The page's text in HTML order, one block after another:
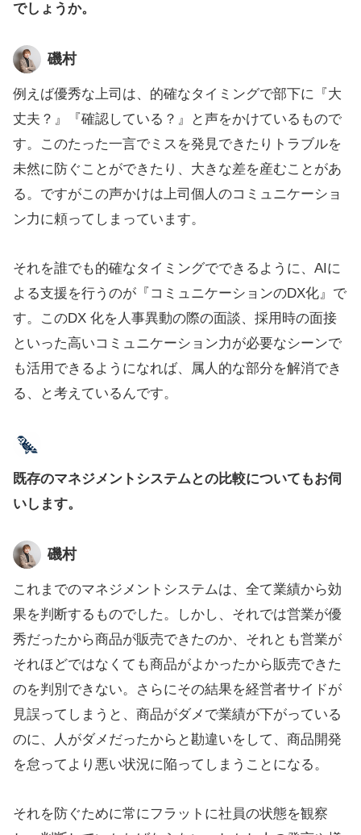
でしょうか。
磯村
例えば優秀な上司は、的確なタイミングで部下に『大
丈夫？』『確認している？』と声をかけているもので
す。このたった一言でミスを発見できたりトラブルを
未然に防ぐことができたり、大きな差を産むことがあ
る。ですがこの声かけは上司個人のコミュニケーショ
ン力に頼ってしまっています。
それを誰でも的確なタイミングでできるように、AIに
よる支援を行うのが『コミュニケーションのDX化』で
す。このDX 化を人事異動の際の面談、採用時の面接
といった高いコミュニケーション力が必要なシーンで
も活用できるようになれば、属人的な部分を解消でき
る、と考えているんです。
既存のマネジメントシステムとの比較についてもお伺
いします。
磯村
これまでのマネジメントシステムは、全て業績から効
果を判断するものでした。しかし、それでは営業が優
秀だったから商品が販売できたのか、それとも営業が
それほどではなくても商品がよかったから販売できた
のを判別できない。さらにその結果を経営者サイドが
見誤ってしまうと、商品がダメで業績が下がっている
のに、人がダメだったからと勘違いをして、商品開発
を怠ってより悪い状況に陥ってしまうことになる。
それを防ぐために常にフラットに社員の状態を観察